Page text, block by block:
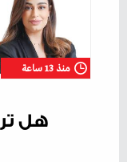
البحرين
مدينة شباب 2030
منذ 13 ساعة
هل